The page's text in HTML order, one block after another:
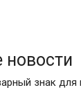
новости
знак